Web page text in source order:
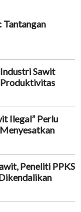
Tantangan
Sawit
Ilegal” Perlu
Peneliti PPKS